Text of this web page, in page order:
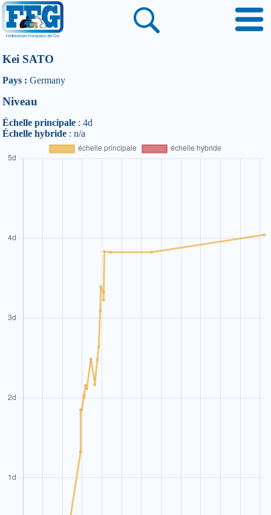
Kei SATO
Pays : Germany
Niveau
Échelle principale : 4d
Échelle hybride : n/a